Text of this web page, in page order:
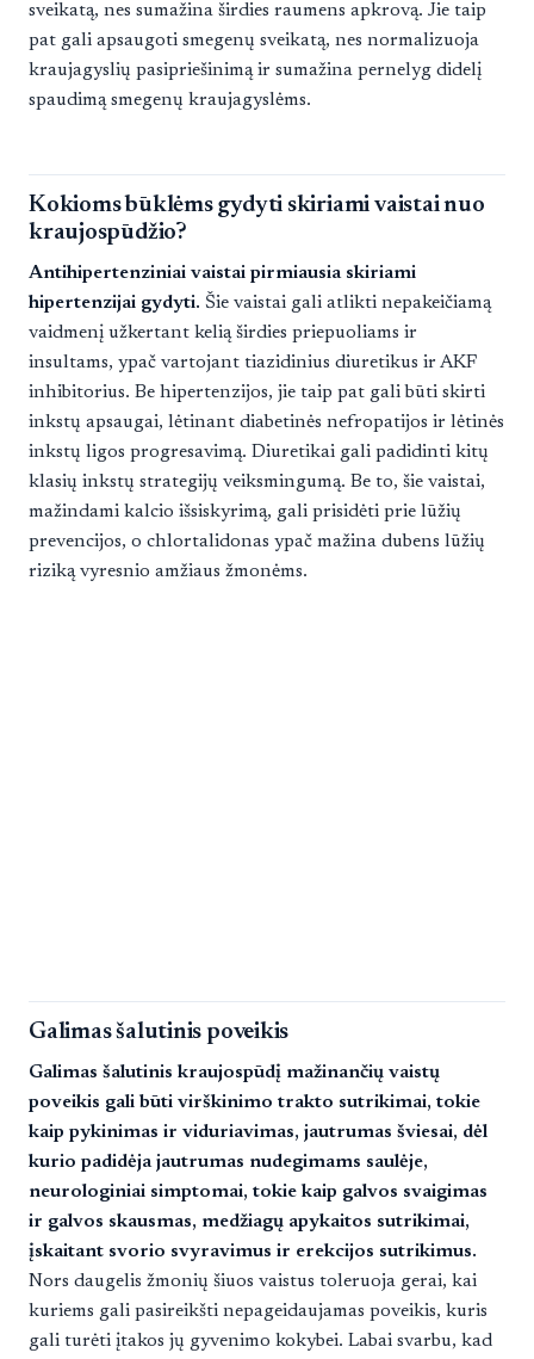
sveikatą, nes sumažina širdies raumens apkrovą. Jie taip
pat gali apsaugoti smegenų sveikatą, nes normalizuoja
kraujagyslių pasipriešinimą ir sumažina pernelyg didelį
spaudimą smegenų kraujagyslėms.
Kokioms būklėms gydyti skiriami vaistai nuo
kraujospūdžio?
Antihipertenziniai vaistai pirmiausia skiriami
hipertenzijai gydyti. Šie vaistai gali atlikti nepakeičiamą
vaidmenį užkertant kelią širdies priepuoliams ir
insultams, ypač vartojant tiazidinius diuretikus ir AKF
inhibitorius. Be hipertenzijos, jie taip pat gali būti skirti
inkstų apsaugai, lėtinant diabetinės nefropatijos ir lėtinės
inkstų ligos progresavimą. Diuretikai gali padidinti kitų
klasių inkstų strategijų veiksmingumą. Be to, šie vaistai,
mažindami kalcio išsiskyrimą, gali prisidėti prie lūžių
prevencijos, o chlortalidonas ypač mažina dubens lūžių
riziką vyresnio amžiaus žmonėms.
Galimas šalutinis poveikis
Galimas šalutinis kraujospūdį mažinančių vaistų
poveikis gali būti virškinimo trakto sutrikimai, tokie
kaip pykinimas ir viduriavimas, jautrumas šviesai, dėl
kurio padidėja jautrumas nudegimams saulėje,
neurologiniai simptomai, tokie kaip galvos svaigimas
ir galvos skausmas, medžiagų apykaitos sutrikimai,
įskaitant svorio svyravimus ir erekcijos sutrikimus.
Nors daugelis žmonių šiuos vaistus toleruoja gerai, kai
kuriems gali pasireikšti nepageidaujamas poveikis, kuris
gali turėti įtakos jų gyvenimo kokybei. Labai svarbu, kad